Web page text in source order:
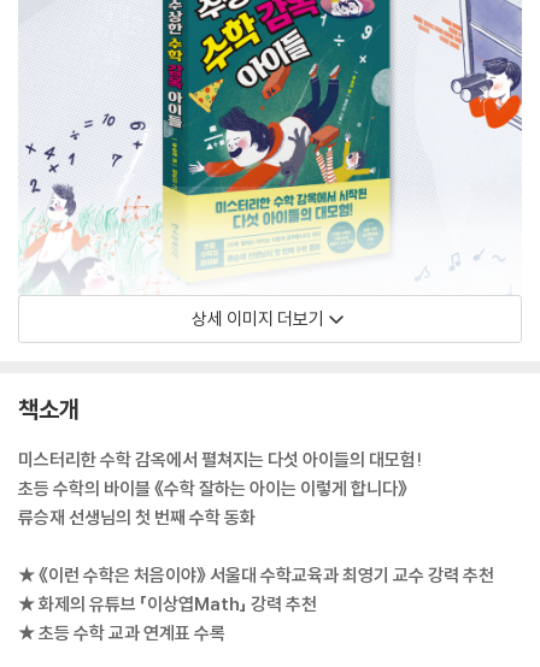
상세 이미지 더보기
책소개
미스터리한 수학 감옥에서 펼쳐지는 다섯 아이들의 대모험!
초등 수학의 바이블 《수학 잘하는 아이는 이렇게 합니다》
류승재 선생님의 첫 번째 수학 동화
★ 《이런 수학은 처음이야》 서울대 수학교육과 최영기 교수 강력 추천
★ 화제의 유튜브 「이상엽Math」 강력 추천
★ 초등 수학 교과 연계표 수록